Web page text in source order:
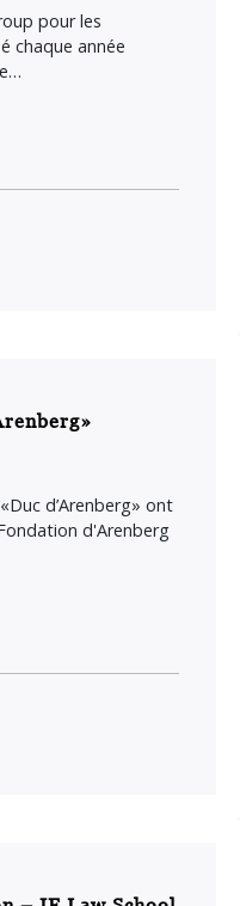
pour les
chaque année
d’Arenberg» ont
d'Arenberg